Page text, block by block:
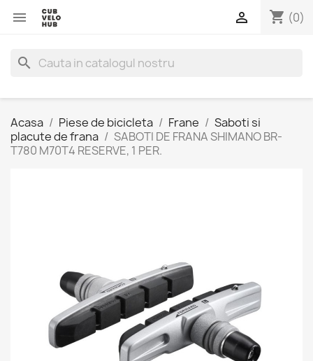
 shopping_cart (0)

search
Acasa Piese de bicicleta Frane
Saboti si
placute de frana
SABOTI DE FRANA SHIMANO BR-
T780 M70T4 RESERVE, 1 PER.